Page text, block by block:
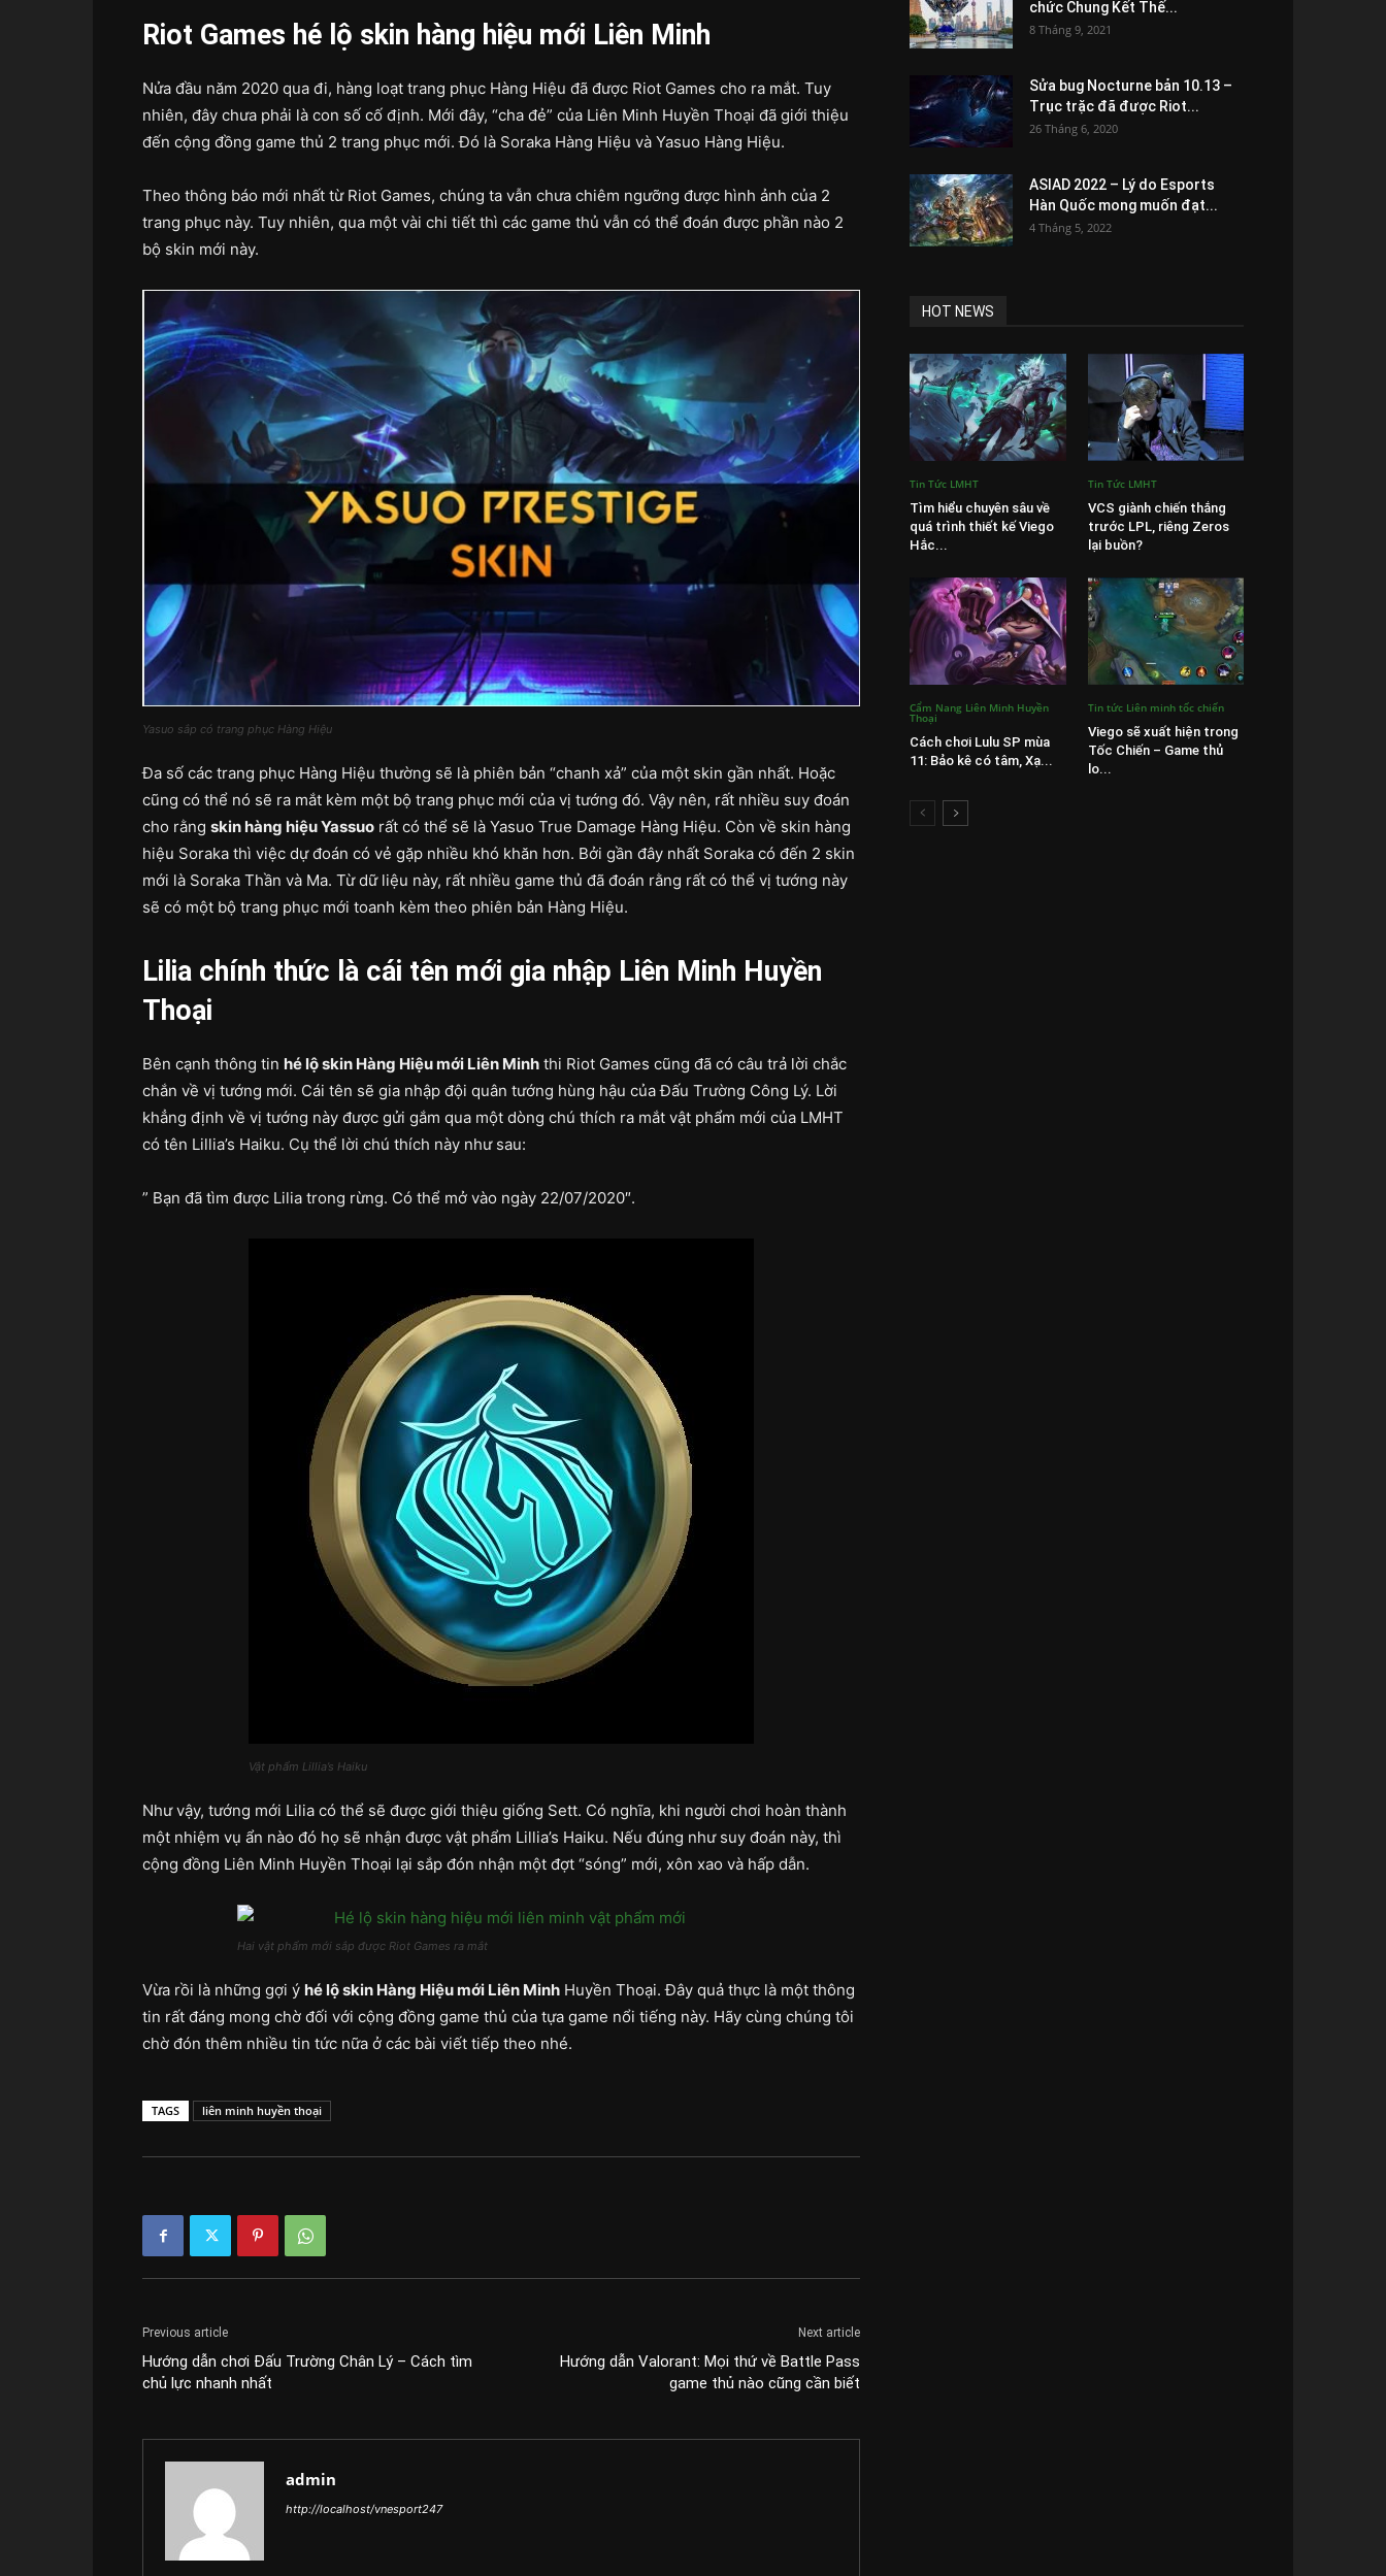
Riot Games hé lộ skin hàng hiệu mới Liên Minh
Nửa đầu năm 2020 qua đi, hàng loạt trang phục Hàng Hiệu đã được Riot Games cho ra mắt. Tuy
nhiên, đây chưa phải là con số cố định. Mới đây, “cha đẻ” của Liên Minh Huyền Thoại đã giới thiệu
đến cộng đồng game thủ 2 trang phục mới. Đó là Soraka Hàng Hiệu và Yasuo Hàng Hiệu.
Theo thông báo mới nhất từ Riot Games, chúng ta vẫn chưa chiêm ngưỡng được hình ảnh của 2
trang phục này. Tuy nhiên, qua một vài chi tiết thì các game thủ vẫn có thể đoán được phần nào 2
bộ skin mới này.
Yasuo sắp có trang phục Hàng Hiệu
Đa số các trang phục Hàng Hiệu thường sẽ là phiên bản “chanh xả” của một skin gần nhất. Hoặc
cũng có thể nó sẽ ra mắt kèm một bộ trang phục mới của vị tướng đó. Vậy nên, rất nhiều suy đoán
cho rằng skin hàng hiệu Yassuo rất có thể sẽ là Yasuo True Damage Hàng Hiệu. Còn về skin hàng
hiệu Soraka thì việc dự đoán có vẻ gặp nhiều khó khăn hơn. Bởi gần đây nhất Soraka có đến 2 skin
mới là Soraka Thần và Ma. Từ dữ liệu này, rất nhiều game thủ đã đoán rằng rất có thể vị tướng này
sẽ có một bộ trang phục mới toanh kèm theo phiên bản Hàng Hiệu.
Lilia chính thức là cái tên mới gia nhập Liên Minh Huyền
Thoại
Bên cạnh thông tin hé lộ skin Hàng Hiệu mới Liên Minh thi Riot Games cũng đã có câu trả lời chắc
chắn về vị tướng mới. Cái tên sẽ gia nhập đội quân tướng hùng hậu của Đấu Trường Công Lý. Lời
khẳng định về vị tướng này được gửi gắm qua một dòng chú thích ra mắt vật phẩm mới của LMHT
có tên Lillia’s Haiku. Cụ thể lời chú thích này như sau:
” Bạn đã tìm được Lilia trong rừng. Có thể mở vào ngày 22/07/2020″.
Vật phẩm Lillia’s Haiku
Như vậy, tướng mới Lilia có thể sẽ được giới thiệu giống Sett. Có nghĩa, khi người chơi hoàn thành
một nhiệm vụ ẩn nào đó họ sẽ nhận được vật phẩm Lillia’s Haiku. Nếu đúng như suy đoán này, thì
cộng đồng Liên Minh Huyền Thoại lại sắp đón nhận một đợt “sóng” mới, xôn xao và hấp dẫn.
Hai vật phẩm mới sắp được Riot Games ra mắt
Vừa rồi là những gợi ý hé lộ skin Hàng Hiệu mới Liên Minh Huyền Thoại. Đây quả thực là một thông
tin rất đáng mong chờ đối với cộng đồng game thủ của tựa game nổi tiếng này. Hãy cùng chúng tôi
chờ đón thêm nhiều tin tức nữa ở các bài viết tiếp theo nhé.
TAGS liên minh huyền thoại
Previous article
Hướng dẫn chơi Đấu Trường Chân Lý – Cách tìm
chủ lực nhanh nhất
Next article
Hướng dẫn Valorant: Mọi thứ về Battle Pass
game thủ nào cũng cần biết
admin
http://localhost/vnesport247
chức Chung Kết Thế...
8 Tháng 9, 2021
Sửa bug Nocturne bản 10.13 –
Trục trặc đã được Riot...
26 Tháng 6, 2020
ASIAD 2022 – Lý do Esports
Hàn Quốc mong muốn đạt...
4 Tháng 5, 2022
HOT NEWS
Tin Tức LMHT
Tìm hiểu chuyên sâu về
quá trình thiết kế Viego
Hắc...
Tin Tức LMHT
VCS giành chiến thắng
trước LPL, riêng Zeros
lại buồn?
Cẩm Nang Liên Minh Huyền
Thoại
Cách chơi Lulu SP mùa
11: Bảo kê có tâm, Xạ...
Tin tức Liên minh tốc chiến
Viego sẽ xuất hiện trong
Tốc Chiến – Game thủ
lo...